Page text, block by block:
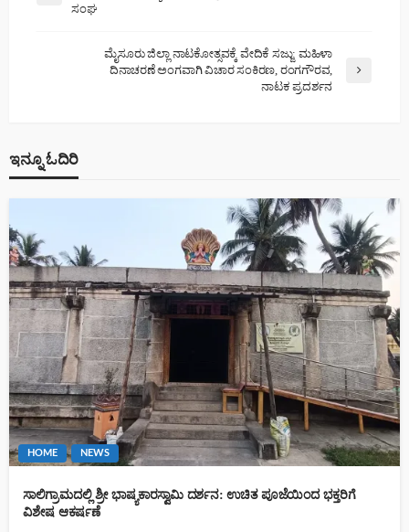
ಸಂಘ
ಮೈಸೂರು ಜಿಲ್ಲಾ ನಾಟಕೋತ್ಸವಕ್ಕೆ ವೇದಿಕೆ ಸಜ್ಜು: ಮಹಿಳಾ
ದಿನಾಚರಣೆ ಅಂಗವಾಗಿ ವಿಚಾರ ಸಂಕಿರಣ, ರಂಗಗೌರವ,
ನಾಟಕ ಪ್ರದರ್ಶನ
ಇನ್ನೂ ಓದಿರಿ
HOME NEWS
ಸಾಲಿಗ್ರಾಮದಲ್ಲಿ ಶ್ರೀ ಭಾಷ್ಯಕಾರಸ್ವಾಮಿ ದರ್ಶನ: ಉಚಿತ ಪೂಜೆಯಿಂದ ಭಕ್ತರಿಗೆ
ವಿಶೇಷ ಆಕರ್ಷಣೆ